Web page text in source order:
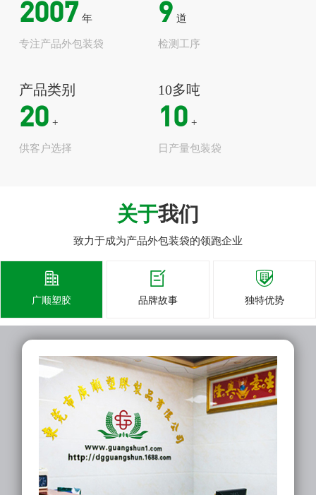
2007 年
专注产品外包装袋
9 道
检测工序
产品类别
20 +
供客户选择
10多吨
10 +
日产量包装袋
关于我们
致力于成为产品外包装袋的领跑企业

广顺塑胶

品牌故事

独特优势